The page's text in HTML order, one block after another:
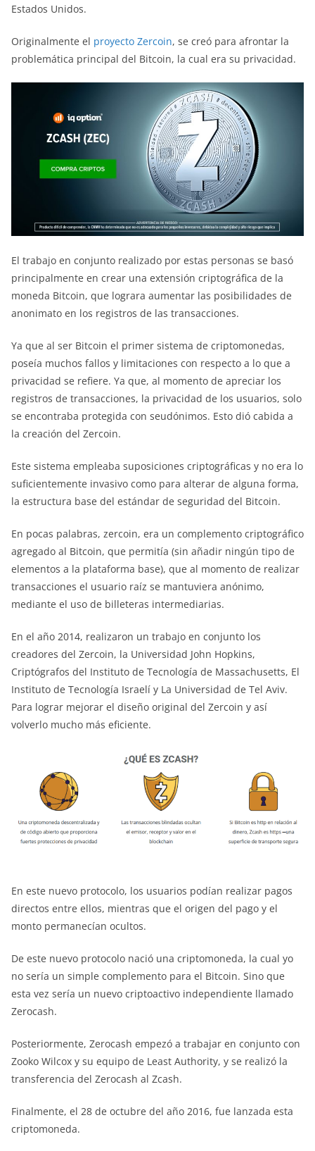
Estados Unidos.
Originalmente el proyecto Zercoin, se creó para afrontar la
problemática principal del Bitcoin, la cual era su privacidad.
El trabajo en conjunto realizado por estas personas se basó
principalmente en crear una extensión criptográfica de la
moneda Bitcoin, que lograra aumentar las posibilidades de
anonimato en los registros de las transacciones.
Ya que al ser Bitcoin el primer sistema de criptomonedas,
poseía muchos fallos y limitaciones con respecto a lo que a
privacidad se refiere. Ya que, al momento de apreciar los
registros de transacciones, la privacidad de los usuarios, solo
se encontraba protegida con seudónimos. Esto dió cabida a
la creación del Zercoin.
Este sistema empleaba suposiciones criptográficas y no era lo
suficientemente invasivo como para alterar de alguna forma,
la estructura base del estándar de seguridad del Bitcoin.
En pocas palabras, zercoin, era un complemento criptográfico
agregado al Bitcoin, que permitía (sin añadir ningún tipo de
elementos a la plataforma base), que al momento de realizar
transacciones el usuario raíz se mantuviera anónimo,
mediante el uso de billeteras intermediarias.
En el año 2014, realizaron un trabajo en conjunto los
creadores del Zercoin, la Universidad John Hopkins,
Criptógrafos del Instituto de Tecnología de Massachusetts, El
Instituto de Tecnología Israelí y La Universidad de Tel Aviv.
Para lograr mejorar el diseño original del Zercoin y así
volverlo mucho más eficiente.
En este nuevo protocolo, los usuarios podían realizar pagos
directos entre ellos, mientras que el origen del pago y el
monto permanecían ocultos.
De este nuevo protocolo nació una criptomoneda, la cual yo
no sería un simple complemento para el Bitcoin. Sino que
esta vez sería un nuevo criptoactivo independiente llamado
Zerocash.
Posteriormente, Zerocash empezó a trabajar en conjunto con
Zooko Wilcox y su equipo de Least Authority, y se realizó la
transferencia del Zerocash al Zcash.
Finalmente, el 28 de octubre del año 2016, fue lanzada esta
criptomoneda.